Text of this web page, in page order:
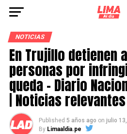
NOTICIAS
En Trujillo detienen
personas por
queda – Diario
| Noticias
Published 5 años ago on julio
By Limaaldia.pe